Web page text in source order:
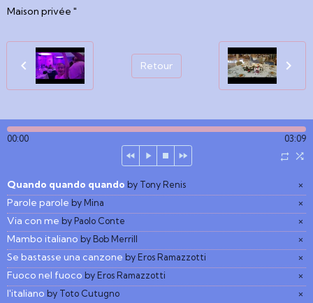
Maison privée "
Retour
00:00 03:09
×
Quando quando quando by Tony Renis
×
Parole parole by Mina
×
Via con me by Paolo Conte
×
Mambo italiano by Bob Merrill
×
Se bastasse una canzone by Eros Ramazzotti
×
Fuoco nel fuoco by Eros Ramazzotti
×
l'italiano by Toto Cutugno